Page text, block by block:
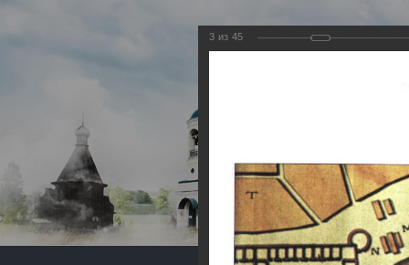
3 из 45